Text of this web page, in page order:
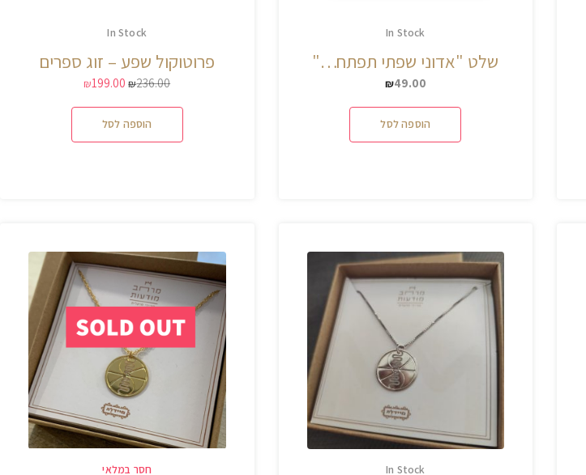
In Stock
שלט "אדוני שפתי תפתח…"
₪49.00
הוספה לסל
In Stock
פרוטוקול שפע – זוג ספרים
₪236.00
₪199.00
הוספה לסל
In Stock חסר במלאי